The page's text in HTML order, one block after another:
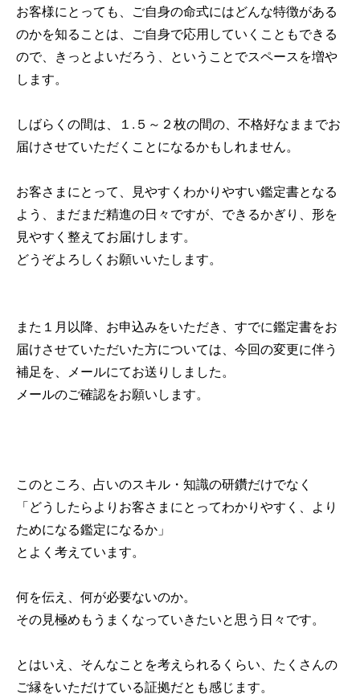
お客様にとっても、ご自身の命式にはどんな特徴がある
のかを知ることは、ご自身で応用していくこともできる
ので、きっとよいだろう、ということでスペースを増や
します。
しばらくの間は、１.５～２枚の間の、不格好なままでお
届けさせていただくことになるかもしれません。
お客さまにとって、見やすくわかりやすい鑑定書となる
よう、まだまだ精進の日々ですが、できるかぎり、形を
見やすく整えてお届けします。
どうぞよろしくお願いいたします。
また１月以降、お申込みをいただき、すでに鑑定書をお
届けさせていただいた方については、今回の変更に伴う
補足を、メールにてお送りしました。
メールのご確認をお願いします。
このところ、占いのスキル・知識の研鑽だけでなく
「どうしたらよりお客さまにとってわかりやすく、より
ためになる鑑定になるか」
とよく考えています。
何を伝え、何が必要ないのか。
その見極めもうまくなっていきたいと思う日々です。
とはいえ、そんなことを考えられるくらい、たくさんの
ご縁をいただけている証拠だとも感じます。